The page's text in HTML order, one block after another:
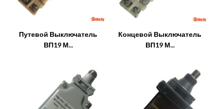
Путевой Выключатель
ВП19 М...
Концевой Выключатель
ВП19 М...